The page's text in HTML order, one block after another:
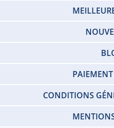
PAIEMENT
CONDITIONS